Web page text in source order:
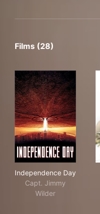
Films (28)
Independence Day
Capt. Jimmy
Wilder